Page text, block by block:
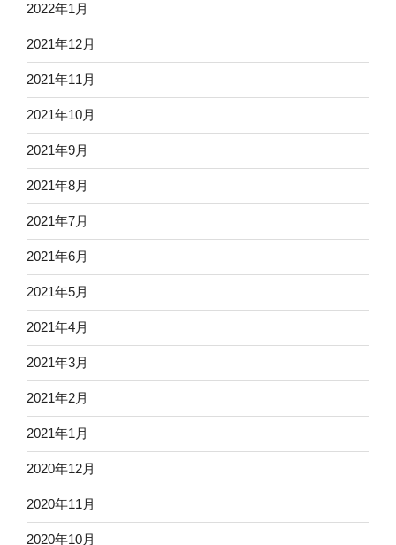
2022年1月
2021年12月
2021年11月
2021年10月
2021年9月
2021年8月
2021年7月
2021年6月
2021年5月
2021年4月
2021年3月
2021年2月
2021年1月
2020年12月
2020年11月
2020年10月